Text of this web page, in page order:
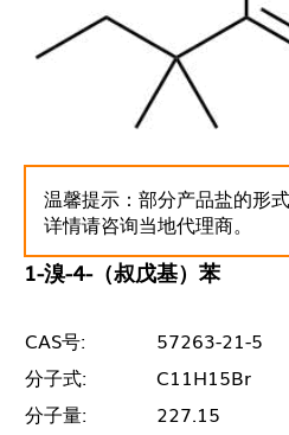
温馨提示：部分产品盐的形
详情请咨询当地代理商。
1-溴-4-（叔戊基）苯
CAS号:
57263-21-5
分子式:
C11H15Br
分子量:
227.15